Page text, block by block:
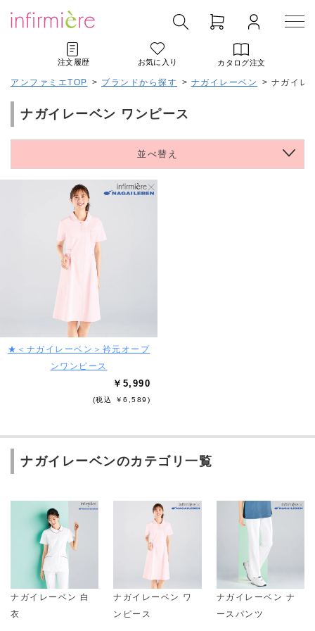
注文履歴 お気に入り カタログ注文
アンファミエTOP > ブランドから探す > ナガイレーベン > ナガイレ
ナガイレーベン ワンピース
並べ替え
★＜ナガイレーベン＞衿元オープ
ンワンピース
￥5,990
(税込 ￥6,589)
ナガイレーベンのカテゴリ一覧
ナガイレーベン 白
衣
ナガイレーベン ワ
ンピース
ナガイレーベン ナ
ースパンツ